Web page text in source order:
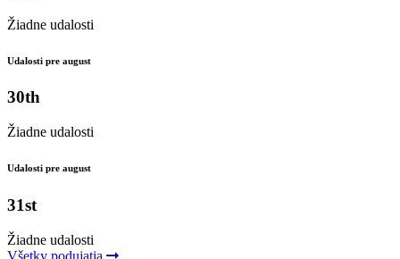
Žiadne udalosti
Udalosti pre august
30th
Žiadne udalosti
Udalosti pre august
31st
Žiadne udalosti
Všetky podujatia